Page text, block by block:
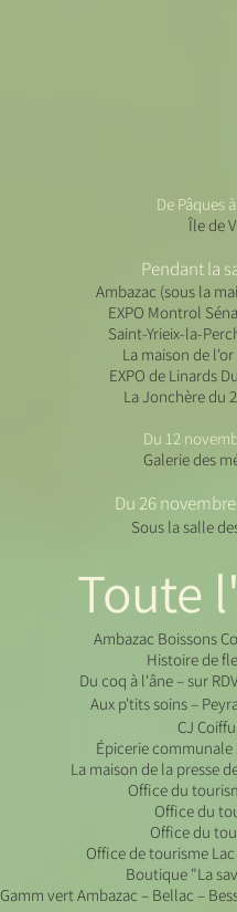
De Pâques
Île de
Pendant la
Ambazac (sous la
EXPO Montrol
Saint-Yrieix-la-
La maison de l'or
EXPO de Linards
La Jonchère du
Du 12
Galerie des
Du 26
Sous la salle
Toute
Ambazac Boissons
Histoire de
Du coq à l'âne – sur
Aux p'tits soins –
CJ
Épicerie communale
La maison de la presse
Office du
Office du
Office du
Office de tourisme
Boutique "La
Gamm vert Ambazac – Bellac –